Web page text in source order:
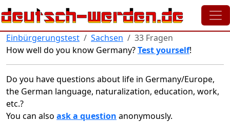
Skip to main content
Einbürgerungstest Sachsen
33 Fragen
How well do you know Germany?Test yourself!
Do you have questions about life in Germany/Europe,
the German language, naturalization, education, work,
etc.?
You can also ask a question anonymously.